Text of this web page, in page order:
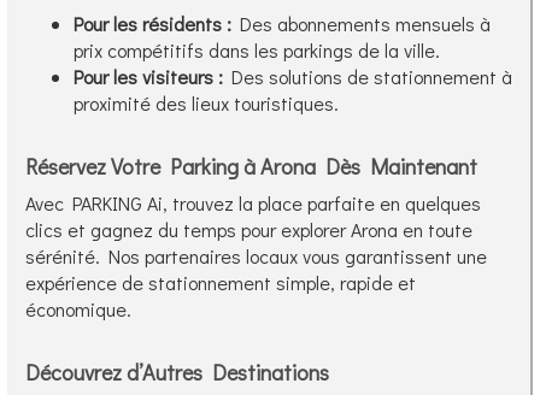
Pour les résidents : Des abonnements mensuels à
prix compétitifs dans les parkings de la ville.
Pour les visiteurs : Des solutions de stationnement à
proximité des lieux touristiques.
Réservez Votre Parking à Arona Dès Maintenant
Avec PARKING Ai, trouvez la place parfaite en quelques
clics et gagnez du temps pour explorer Arona en toute
sérénité. Nos partenaires locaux vous garantissent une
expérience de stationnement simple, rapide et
économique.
Découvrez d’Autres Destinations